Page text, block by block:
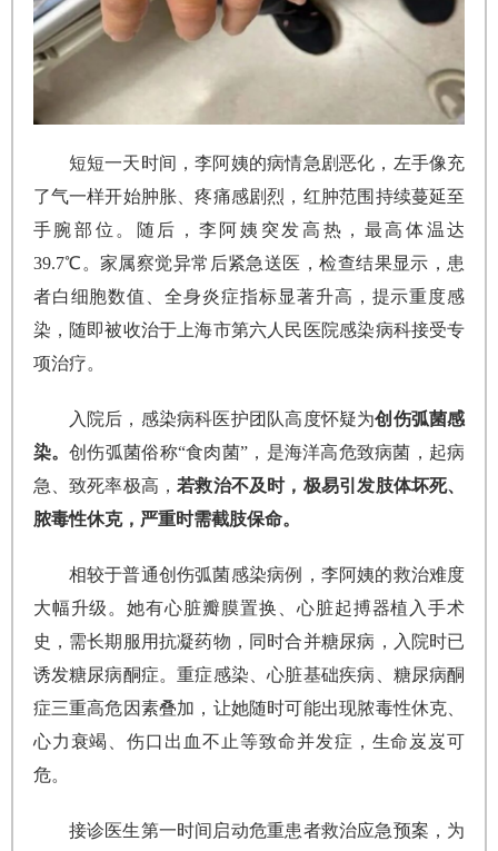
短短一天时间，李阿姨的病情急剧恶化，左手像充
了气一样开始肿胀、疼痛感剧烈，红肿范围持续蔓延至
手腕部位。随后，李阿姨突发高热，最高体温达
39.7℃。家属察觉异常后紧急送医，检查结果显示，患
者白细胞数值、全身炎症指标显著升高，提示重度感
染，随即被收治于上海市第六人民医院感染病科接受专
项治疗。
入院后，感染病科医护团队高度怀疑为创伤弧菌感
染。创伤弧菌俗称“食肉菌”，是海洋高危致病菌，起病
急、致死率极高，若救治不及时，极易引发肢体坏死、
脓毒性休克，严重时需截肢保命。
相较于普通创伤弧菌感染病例，李阿姨的救治难度
大幅升级。她有心脏瓣膜置换、心脏起搏器植入手术
史，需长期服用抗凝药物，同时合并糖尿病，入院时已
诱发糖尿病酮症。重症感染、心脏基础疾病、糖尿病酮
症三重高危因素叠加，让她随时可能出现脓毒性休克、
心力衰竭、伤口出血不止等致命并发症，生命岌岌可
危。
接诊医生第一时间启动危重患者救治应急预案，为